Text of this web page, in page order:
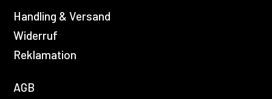
Handling & Versand
Widerruf
Reklamation
AGB